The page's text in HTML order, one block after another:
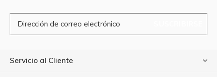
Servicio al Cliente